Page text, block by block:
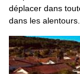
déplacer dans
dans les alentours.